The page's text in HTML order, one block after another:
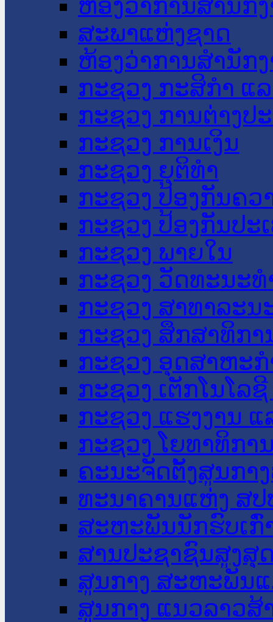
ຫ້ອງວ່າການສໍານັກ
ສະພາແຫ່ງຊາດ
ຫ້ອງວ່າການສຳນັກ
ກະຊວງ ກະສິກຳ ແ
ກະຊວງ ການຕ່າງປ
ກະຊວງ ການເງິນ
ກະຊວງ ຍຸຕິທໍາ
ກະຊວງ ປ້ອງກັນຄວ
ກະຊວງ ປ້ອງກັນປະ
ກະຊວງ ພາຍໃນ
ກະຊວງ ວັດທະນະ
ກະຊວງ ສາທາລະນ
ກະຊວງ ສຶກສາທິກາ
ກະຊວງ ອຸດສາຫະ
ກະຊວງ ເຕັກໂນໂລ
ກະຊວງ ແຮງງານ
ກະຊວງ ໂຍທາທິກາ
ຄະນະຈັດຕັ້ງສູນກາ
ທະນາຄານແຫ່ງ ສປ
ສະຫະພັນນັກຮົບເກົ່
ສານປະຊາຊົນສູງສຸ
ສູນກາງ ສະຫະພັນ
ສູນກາງ ແນວລາວສ້